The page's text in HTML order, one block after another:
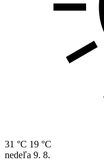
31 °C 19 °C
nedeľa 9. 8.